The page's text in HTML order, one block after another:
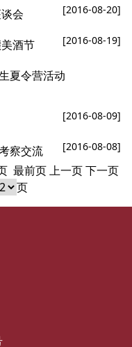
会 [2016-08-20]
酒节 [2016-08-19]
夏令营活动
[2016-08-09]
察交流 [2016-08-08]
最前页上一页下一页
页